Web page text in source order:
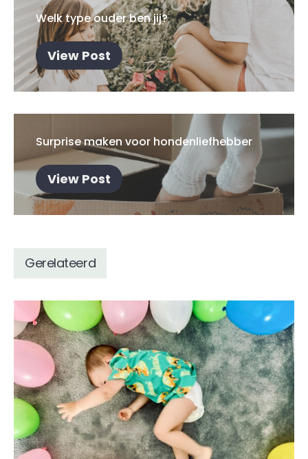
Welk type ouder ben jij?
View Post
Surprise maken voor hondenliefhebber
View Post
Gerelateerd